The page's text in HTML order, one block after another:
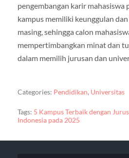
pengembangan karir mahasiswa
kampus memiliki keunggulan
masing, sehingga calon
mempertimbangkan minat dan
dalam memilih jurusan dan
Categories: Pendidikan, Universitas
Tags: 5 Kampus Terbaik dengan
Indonesia pada 2025